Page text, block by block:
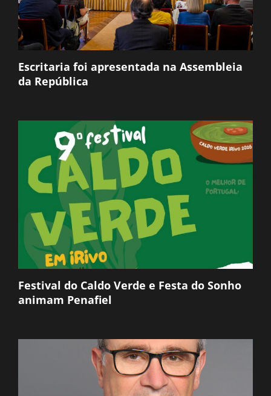
Escritaria foi apresentada na Assembleia
da República
Festival do Caldo Verde e Festa do Sonho
animam Penafiel